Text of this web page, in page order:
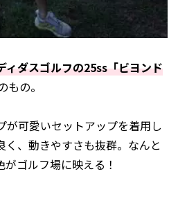
ィダスゴルフの25ss「ビヨンド
もの。
が可愛いセットアップを着用し
く、動きやすさも抜群。なんと
ゴルフ場に映える！